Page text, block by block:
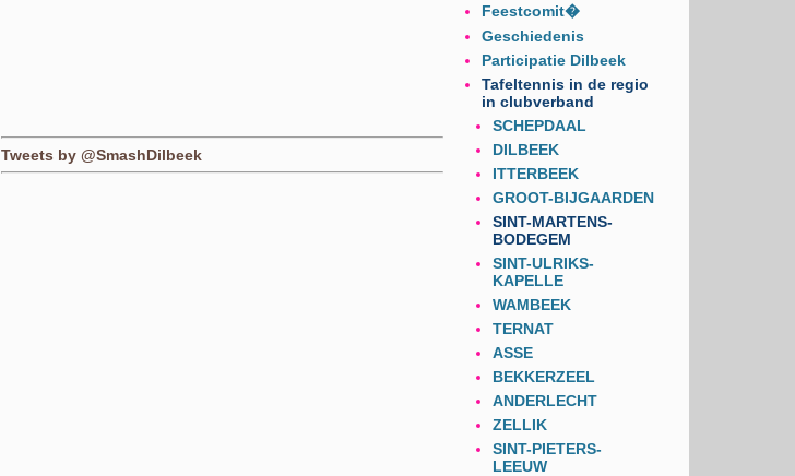
Tweets by @SmashDilbeek
Feestcomit�
Geschiedenis
Participatie Dilbeek
Tafeltennis in de regio
in clubverband
SCHEPDAAL
DILBEEK
ITTERBEEK
GROOT-BIJGAARDEN
SINT-MARTENS-
BODEGEM
SINT-ULRIKS-
KAPELLE
WAMBEEK
TERNAT
ASSE
BEKKERZEEL
ANDERLECHT
ZELLIK
SINT-PIETERS-
LEEUW